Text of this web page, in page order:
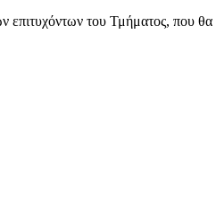
του Τμήματος, που